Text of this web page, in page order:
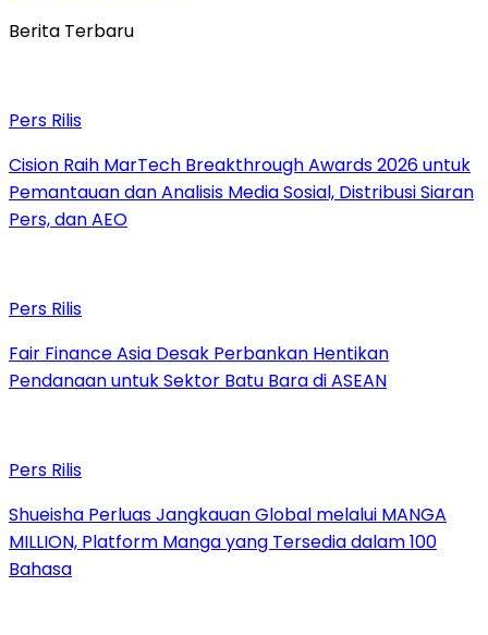
Berita Terbaru
Pers Rilis
Cision Raih MarTech Breakthrough Awards 2026 untuk
Pemantauan dan Analisis Media Sosial, Distribusi Siaran
Pers, dan AEO
Pers Rilis
Fair Finance Asia Desak Perbankan Hentikan
Pendanaan untuk Sektor Batu Bara di ASEAN
Pers Rilis
Shueisha Perluas Jangkauan Global melalui MANGA
MILLION, Platform Manga yang Tersedia dalam 100
Bahasa